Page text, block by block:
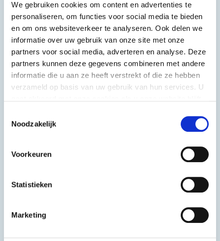
We gebruiken cookies om content en advertenties te
personaliseren, om functies voor social media te bieden
en om ons websiteverkeer te analyseren. Ook delen we
informatie over uw gebruik van onze site met onze
partners voor social media, adverteren en analyse. Deze
partners kunnen deze gegevens combineren met andere
informatie die u aan ze heeft verstrekt of die ze hebben
verzameld op basis van uw gebruik van hun services. U
Noodzakelijk
Voorkeuren
Statistieken
Marketing
Feta Kaas P.D.O.
7 kg
Melk
1 L